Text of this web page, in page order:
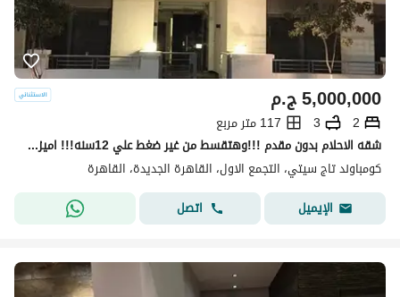
ج.م5,000,000
2
3
117 متر مربع
شقه الاحلام بدون مقدم !!!وهتقسط من غير ضغط علي 12سنه!!! اميز شقه في اميز لوكيشن باميز فيو في الكمبوند اوفر مش هيتكرر والسعر لقطه
كومباوند تاج سيتي، التجمع الاول، القاهرة الجديدة، القاهرة
الإيميل
اتصل